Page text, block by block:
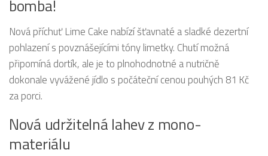
bomba!
Nová příchuť Lime Cake nabízí šťavnaté a sladké dezertní
pohlazení s povznášejícími tóny limetky. Chutí možná
připomíná dortík, ale je to plnohodnotné a nutričně
dokonale vyvážené jídlo s počáteční cenou pouhých 81 Kč
za porci.
Nová udržitelná lahev z mono-
materiálu